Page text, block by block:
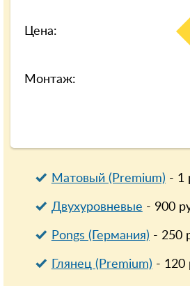
Цена:
Монтаж:
Матовый (Premium) - 1
Двухуровневые - 900
Pongs (Германия) - 250
Глянец (Premium) - 120